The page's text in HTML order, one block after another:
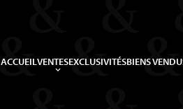
ACCUEILVENTESEXCLUSIVITÉSBIENS